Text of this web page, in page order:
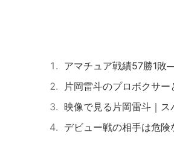
アマチュア戦績57勝1敗
片岡雷斗のプロボクサー
映像で見る片岡雷斗｜
デビュー戦の相手は危